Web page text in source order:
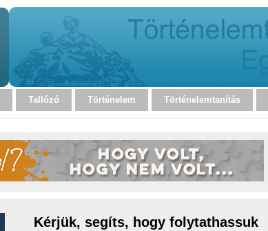
Tallózó Történelem Történelemtanítás
Kérjük, segíts, hogy folytathassuk